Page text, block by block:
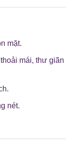
mặt.
mái, thư
nét.